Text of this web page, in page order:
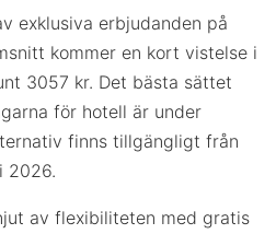
exklusiva erbjudanden på
kommer en kort vistelse i
3057 kr. Det bästa sättet
för hotell är under
finns tillgängligt från
2026.
av flexibiliteten med gratis